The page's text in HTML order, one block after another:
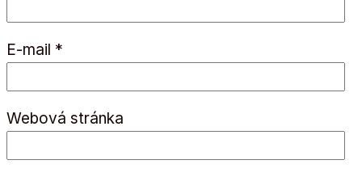
E-mail *
Webová stránka